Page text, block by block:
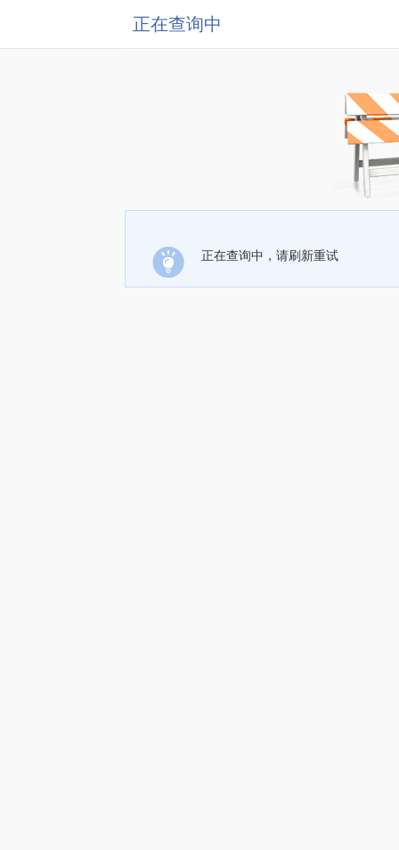
正在查询中
正在查询中，请刷新重试